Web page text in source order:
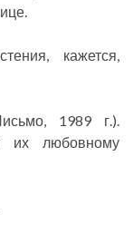
кажется,
1989 г.).
их любовному